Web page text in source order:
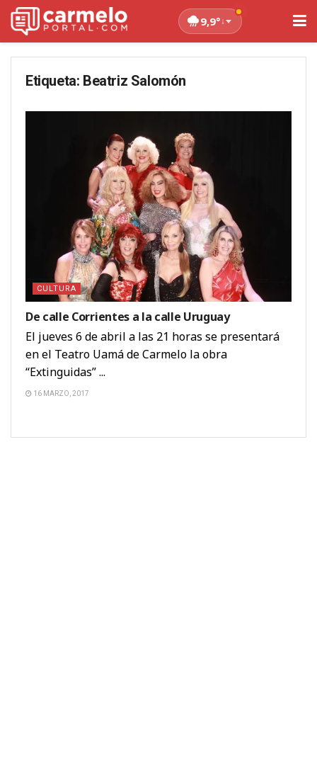
9,9°↓
Etiqueta: Beatriz Salomón
CULTURA
De calle Corrientes a la calle Uruguay
El jueves 6 de abril a las 21 horas se presentará
en el Teatro Uamá de Carmelo la obra
“Extinguidas” ...
16 MARZO, 2017